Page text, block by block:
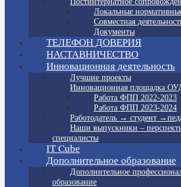
Локальные
Совместная
Документы
ТЕЛЕФОН ДОВЕРИЯ
НАСТАВНИЧЕСТВО
Инновационная деятельность
Лучшие проекты
Инновационная площадка
Работа ФПП 2022-2023
Работа ФПП 2023-2024
Работодатель → студент
Наши выпускники –
специалисты
IT Cube
Дополнительное образование
Дополнительное
образование